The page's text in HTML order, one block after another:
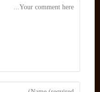
Comment
Enter